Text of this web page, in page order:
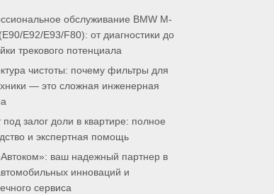
обслуживание BMW M-
E92/E93/F80): от диагностики до
трекового потенциала
чистоты: почему фильтры для
— это сложная инженерная
под залог доли в квартире: полное
и экспертная помощь
ваш надежный партнер в
инноваций и
сервиса